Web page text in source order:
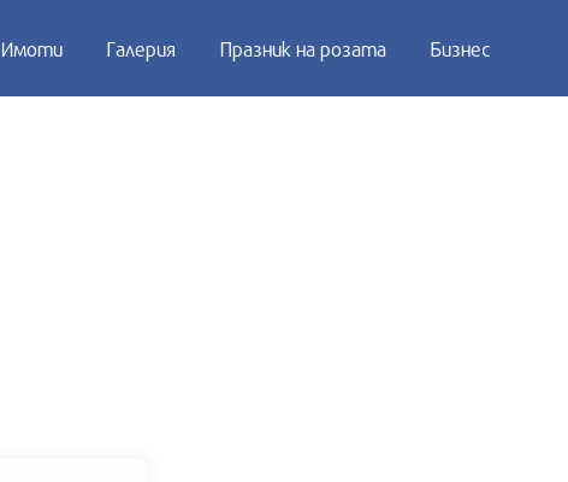
Имоти Галерия Празник на розата Бизнес